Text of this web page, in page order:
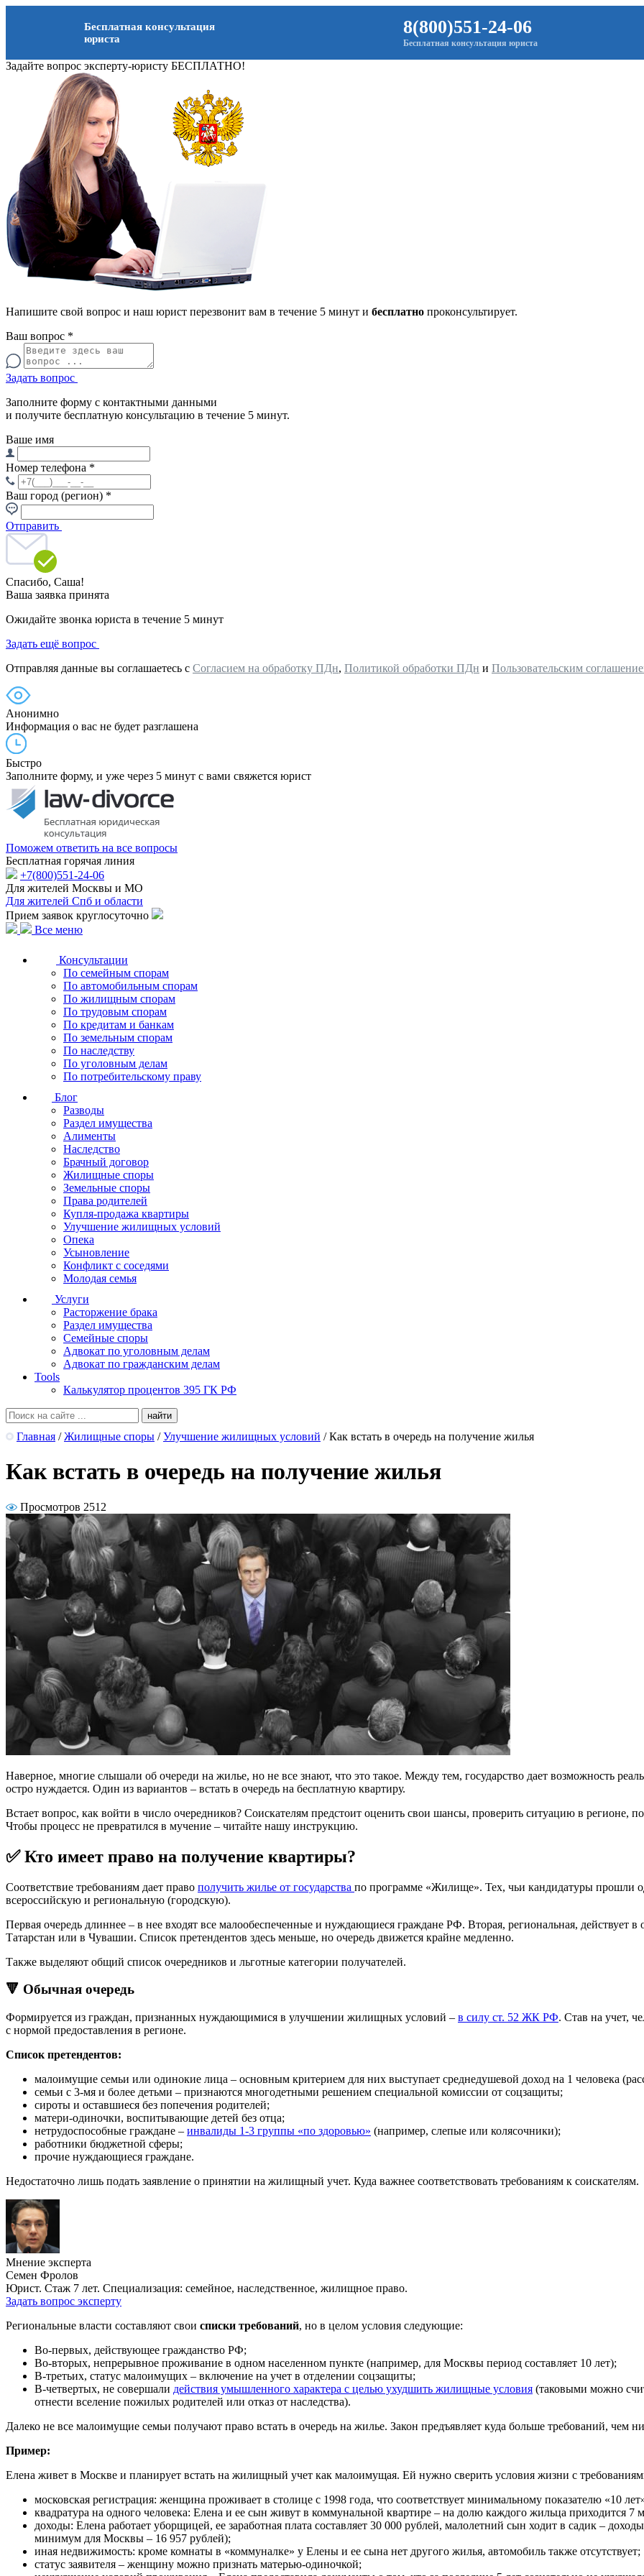
Бесплатная консультация
юриста
8(800)551-24-06
Бесплатная консультация юриста
Задайте вопрос эксперту-юристу БЕСПЛАТНО!
Напишите свой вопрос и наш юрист перезвонит вам в течение 5 минут и бесплатно проконсультирует.
Ваш вопрос *
Задать вопрос
Заполните форму с контактными данными
и получите бесплатную консультацию в течение 5 минут.
Ваше имя
Номер телефона *
Ваш город (регион) *
Отправить
Спасибо, Саша!
Ваша заявка принята
Ожидайте звонка юриста в течение 5 минут
Задать ещё вопрос
Отправляя данные вы соглашаетесь с Согласием на обработку ПДн, Политикой обработки ПДн и Пользовательским
Анонимно
Информация о вас не будет разглашена
Быстро
Заполните форму, и уже через 5 минут с вами свяжется юрист
Поможем ответить на все вопросы
Бесплатная горячая линия
+7(800)551-24-06
Для жителей Москвы и МО
Для жителей Спб и области
Прием заявок круглосуточно
Все меню
Консультации
По семейным спорам
По автомобильным спорам
По жилищным спорам
По трудовым спорам
По кредитам и банкам
По земельным спорам
По наследству
По уголовным делам
По потребительскому праву
Блог
Разводы
Раздел имущества
Алименты
Наследство
Брачный договор
Жилищные споры
Земельные споры
Права родителей
Купля-продажа квартиры
Улучшение жилищных условий
Опека
Усыновление
Конфликт с соседями
Молодая семья
Услуги
Расторжение брака
Раздел имущества
Семейные споры
Адвокат по уголовным делам
Адвокат по гражданским делам
Tools
Калькулятор процентов 395 ГК РФ
Главная / Жилищные споры / Улучшение жилищных условий / Как встать в очередь на получение жилья
Как встать в очередь на получение жилья
Просмотров 2512
Наверное, многие слышали об очереди на жилье, но не все знают, что это такое. Между тем, государство дает возможность
остро нуждается. Один из вариантов – встать в очередь на бесплатную квартиру.
Встает вопрос, как войти в число очередников? Соискателям предстоит оценить свои шансы, проверить ситуацию в регионе,
Чтобы процесс не превратился в мучение – читайте нашу инструкцию.
✅ Кто имеет право на получение квартиры?
Соответствие требованиям дает право получить жилье от государства по программе «Жилище». Тех, чьи кандидатуры прошли
всероссийскую и региональную (городскую).
Первая очередь длиннее – в нее входят все малообеспеченные и нуждающиеся граждане РФ. Вторая, региональная, действует
Татарстан или в Чувашии. Список претендентов здесь меньше, но очередь движется крайне медленно.
Также выделяют общий список очередников и льготные категории получателей.
🔻 Обычная очередь
Формируется из граждан, признанных нуждающимися в улучшении жилищных условий – в силу ст. 52 ЖК РФ. Став на учет,
с нормой предоставления в регионе.
Список претендентов:
малоимущие семьи или одинокие лица – основным критерием для них выступает среднедушевой доход на 1 человека
семьи с 3-мя и более детьми – признаются многодетными решением специальной комиссии от соцзащиты;
сироты и оставшиеся без попечения родителей;
матери-одиночки, воспитывающие детей без отца;
нетрудоспособные граждане – инвалиды 1-3 группы «по здоровью» (например, слепые или колясочники);
работники бюджетной сферы;
прочие нуждающиеся граждане.
Недостаточно лишь подать заявление о принятии на жилищный учет. Куда важнее соответствовать требованиям к соискателям.
Мнение эксперта
Семен Фролов
Юрист. Стаж 7 лет. Специализация: семейное, наследственное, жилищное право.
Задать вопрос эксперту
Региональные власти составляют свои списки требований, но в целом условия следующие:
Во-первых, действующее гражданство РФ;
Во-вторых, непрерывное проживание в одном населенном пункте (например, для Москвы период составляет 10 лет);
В-третьих, статус малоимущих – включение на учет в отделении соцзащиты;
В-четвертых, не совершали действия умышленного характера с целью ухудшить жилищные условия (таковыми можно
отнести вселение пожилых родителей или отказ от наследства).
Далеко не все малоимущие семьи получают право встать в очередь на жилье. Закон предъявляет куда больше требований, чем
Пример:
Елена живет в Москве и планирует встать на жилищный учет как малоимущая. Ей нужно сверить условия жизни с
московская регистрация: женщина проживает в столице с 1998 года, что соответствует минимальному показателю «10
квадратура на одного человека: Елена и ее сын живут в коммунальной квартире – на долю каждого жильца приходится 7
доходы: Елена работает уборщицей, ее заработная плата составляет 30 000 рублей, малолетний сын ходит в садик –
минимум для Москвы – 16 957 рублей);
иная недвижимость: кроме комнаты в «коммуналке» у Елены и ее сына нет другого жилья, автомобиль также отсутствует;
статус заявителя – женщину можно признать матерью-одиночкой;